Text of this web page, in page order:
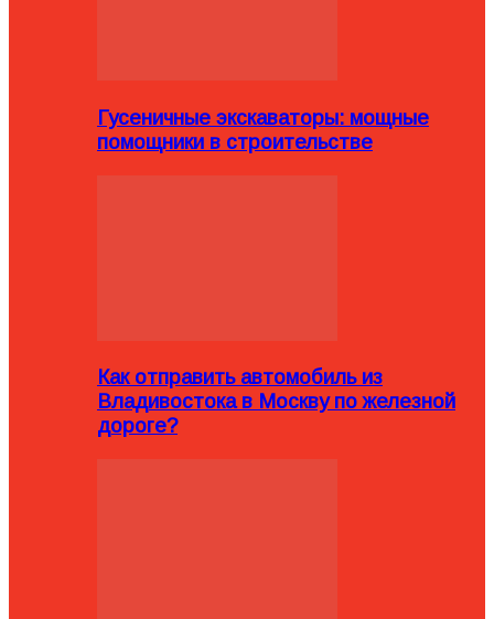
Гусеничные экскаваторы: мощные
помощники в строительстве
Как отправить автомобиль из
Владивостока в Москву по железной
дороге?